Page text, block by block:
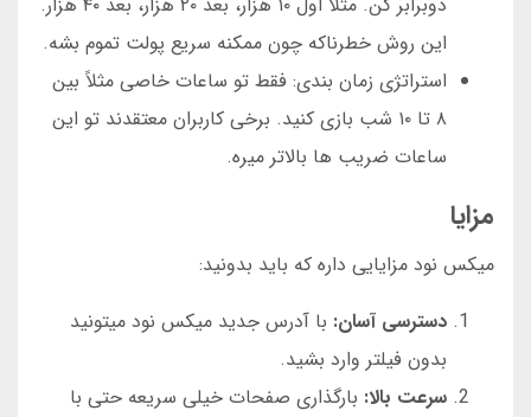
این روش خطرناکه چون ممکنه سریع پولت تموم بشه.
استراتژی زمان بندی: فقط تو ساعات خاصی مثلاً بین
۸ تا ۱۰ شب بازی کنید. برخی کاربران معتقدند تو این
ساعات ضریب ها بالاتر میره.
مزایا
میکس نود مزایایی داره که باید بدونید:
دسترسی آسان: با آدرس جدید میکس نود میتونید
بدون فیلتر وارد بشید.
سرعت بالا: بارگذاری صفحات خیلی سریعه حتی با